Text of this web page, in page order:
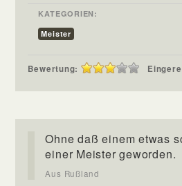
KATEGORIEN:
Meister
Bewertung:
Ohne daß einem etwas
einer Meister geworden.
Aus Rußland